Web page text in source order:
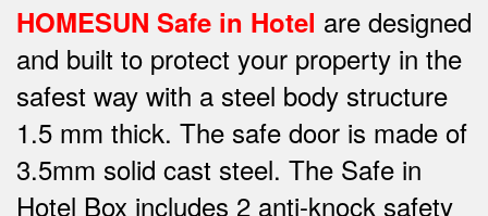
HOMESUN Safe in Hotel are designed
and built to protect your property in the
safest way with a steel body structure
1.5 mm thick. The safe door is made of
3.5mm solid cast steel. The Safe in
Hotel Box includes 2 anti-knock safety